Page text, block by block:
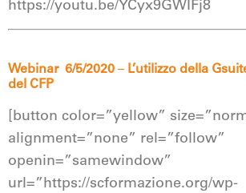
https://youtu.be/YCyx9GWIFj8
Webinar 6/5/2020 – L’utilizzo della
del CFP
[button color=”yellow”
alignment=”none” rel=”follow”
openin=”samewindow”
url=”https://scformazione.org/wp-